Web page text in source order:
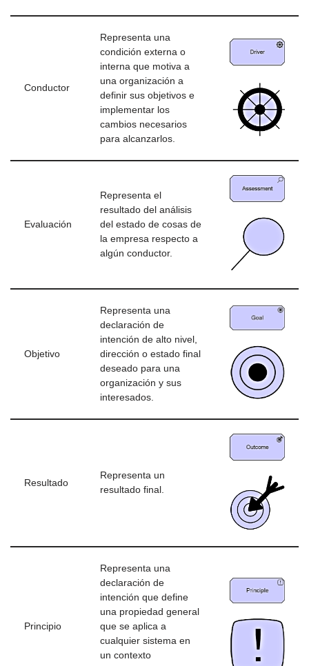
Conductor
Representa una
condición externa o
interna que motiva a
una organización a
definir sus objetivos e
implementar los
cambios necesarios
para alcanzarlos.
Evaluación
Representa el
resultado del análisis
del estado de cosas de
la empresa respecto a
algún conductor.
Objetivo
Representa una
declaración de
intención de alto nivel,
dirección o estado final
deseado para una
organización y sus
interesados.
Resultado
Representa un
resultado final.
Principio
Representa una
declaración de
intención que define
una propiedad general
que se aplica a
cualquier sistema en
un contexto